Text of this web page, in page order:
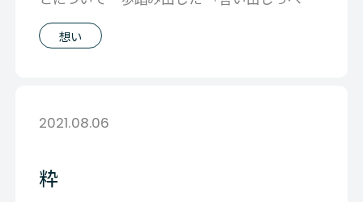
が存在し そのソースの世界観が大事だ
想い
2021.08.06
粋